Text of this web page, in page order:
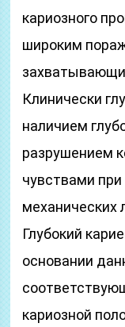
кариозного
широким
Клинически
наличием
разрушением
чувствами
механических
Глубокий
основании
кариозной